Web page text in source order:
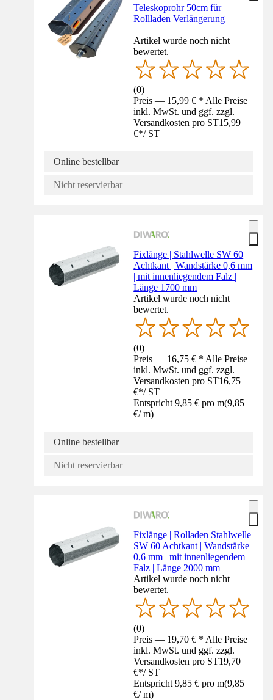
Teleskoprohr 50cm für
Rollladen Verlängerung
Artikel wurde noch nicht
bewertet.
(0)
Preis — 15,99 € * Alle Preise
inkl. MwSt. und ggf. zzgl.
Versandkosten pro ST15,99
€*/ ST
Online bestellbar
Nicht reservierbar
Fixlänge | Stahlwelle SW 60
Achtkant | Wandstärke 0,6 mm
| mit innenliegendem Falz |
Länge 1700 mm
Artikel wurde noch nicht
bewertet.
(0)
Preis — 16,75 € * Alle Preise
inkl. MwSt. und ggf. zzgl.
Versandkosten pro ST16,75
€*/ ST
Entspricht 9,85 € pro m(9,85
€/ m)
Online bestellbar
Nicht reservierbar
Fixlänge | Rolladen Stahlwelle
SW 60 Achtkant | Wandstärke
0,6 mm | mit innenliegendem
Falz | Länge 2000 mm
Artikel wurde noch nicht
bewertet.
(0)
Preis — 19,70 € * Alle Preise
inkl. MwSt. und ggf. zzgl.
Versandkosten pro ST19,70
€*/ ST
Entspricht 9,85 € pro m(9,85
€/ m)